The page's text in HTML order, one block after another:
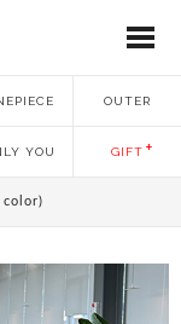
OUTER
YOU GIFT
color)